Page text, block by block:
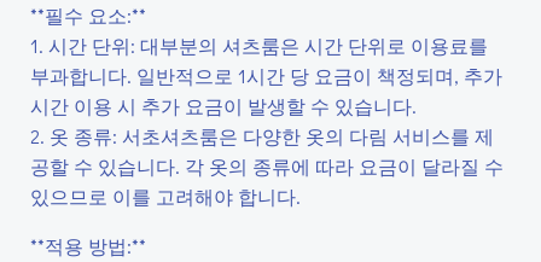
**필수 요소:**
1. 시간 단위: 대부분의 셔츠룸은 시간 단위로 이용료를
부과합니다. 일반적으로 1시간 당 요금이 책정되며, 추가
시간 이용 시 추가 요금이 발생할 수 있습니다.
2. 옷 종류: 서초셔츠룸은 다양한 옷의 다림 서비스를 제
공할 수 있습니다. 각 옷의 종류에 따라 요금이 달라질 수
있으므로 이를 고려해야 합니다.
**적용 방법:**